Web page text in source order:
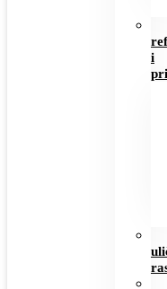
i